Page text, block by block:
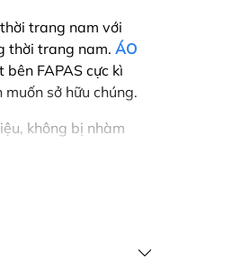
trang nam với
thời trang nam. ÁO
FAPAS cực kì
sở hữu chúng.
không bị nhàm
có “chất” riêng,